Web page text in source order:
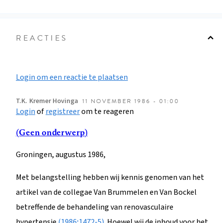
REACTIES
Login om een reactie te plaatsen
T.K. Kremer Hovinga 11 NOVEMBER 1986 - 01:00
Loginofregistreerom te reageren
(Geen onderwerp)
Groningen, augustus 1986,
Met belangstelling hebben wij kennis genomen van het
artikel van de collegae Van Brummelen en Van Bockel
betreffende de behandeling van renovasculaire